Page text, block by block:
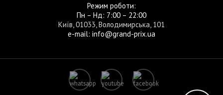
Режим роботи:
Пн – Нд: 7:00 – 22:00
Київ, 01033, Володимирська, 101
e-mail: info@grand-prix.ua